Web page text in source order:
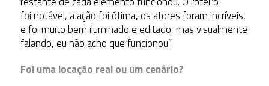
foi notável, a ação foi ótima, os atores foram incríveis,
e foi muito bem iluminado e editado, mas visualmente
falando, eu não acho que funcionou”.
Foi uma locação real ou um cenário?